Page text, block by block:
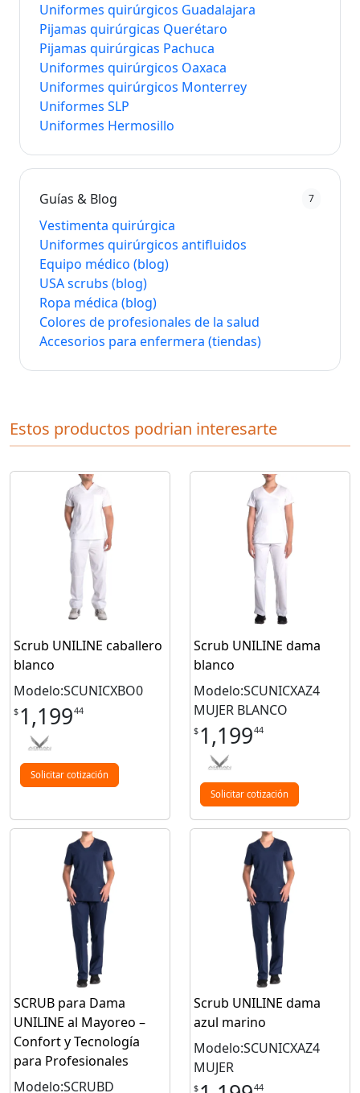
Uniformes quirúrgicos Guadalajara
Pijamas quirúrgicas Querétaro
Pijamas quirúrgicas Pachuca
Uniformes quirúrgicos Oaxaca
Uniformes quirúrgicos Monterrey
Uniformes SLP
Uniformes Hermosillo
Guías & Blog 7
Vestimenta quirúrgica
Uniformes quirúrgicos antifluidos
Equipo médico (blog)
USA scrubs (blog)
Ropa médica (blog)
Colores de profesionales de la salud
Accesorios para enfermera (tiendas)
Estos productos podrian interesarte
Scrub UNILINE caballero
blanco
Modelo:SCUNICXBO0
$ 1,19944
Solicitar cotización
Scrub UNILINE dama
blanco
Modelo:SCUNICXAZ4
MUJER BLANCO
$ 1,19944
Solicitar cotización
SCRUB para Dama
UNILINE al Mayoreo –
Confort y Tecnología
para Profesionales
Modelo:SCRUBD
Scrub UNILINE dama
azul marino
Modelo:SCUNICXAZ4
MUJER
$ 44